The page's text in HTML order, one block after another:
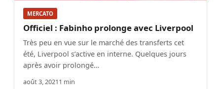
MERCATO
Officiel : Fabinho prolonge avec Liverpool
Très peu en vue sur le marché des transferts cet
été, Liverpool s’active en interne. Quelques jours
après avoir prolongé…
août 3, 20211 min